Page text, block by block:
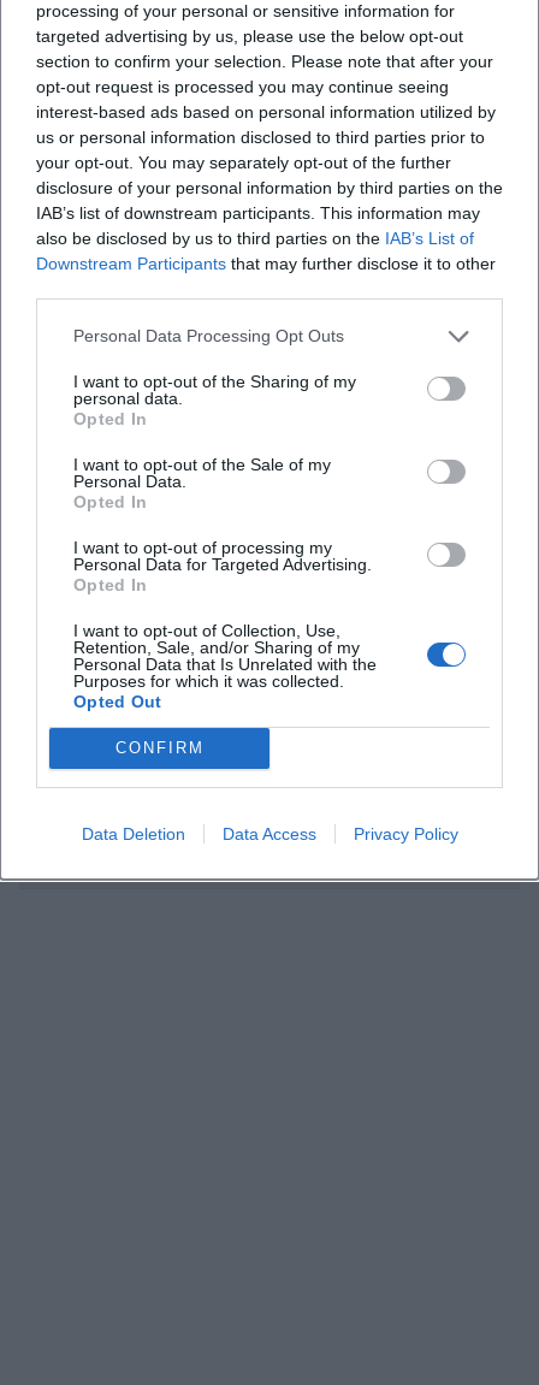
processing of your personal or sensitive information for
targeted advertising by us, please use the below opt-out
section to confirm your selection. Please note that after your
opt-out request is processed you may continue seeing
interest-based ads based on personal information utilized by
us or personal information disclosed to third parties prior to
your opt-out. You may separately opt-out of the further
disclosure of your personal information by third parties on the
IAB’s list of downstream participants. This information may
also be disclosed by us to third parties on the IAB’s List of
Downstream Participants that may further disclose it to other
Personal Data Processing Opt Outs
I want to opt-out of the Sharing of my
personal data.
Opted In
I want to opt-out of the Sale of my
Personal Data.
Opted In
I want to opt-out of processing my
Personal Data for Targeted Advertising.
Opted In
I want to opt-out of Collection, Use,
Retention, Sale, and/or Sharing of my
Personal Data that Is Unrelated with the
Purposes for which it was collected.
Opted Out
CONFIRM
Data Deletion Data Access Privacy Policy
Map unavailable
Open in Google Maps
Häufig gestellte Fragen
Für welches Alter ist das Angebot geeignet?
Was kostet der Besuch?
Wo findet die Aktion statt?
Brauchen Familien eine Anmeldung?
Ist die Veranstaltung drinnen?